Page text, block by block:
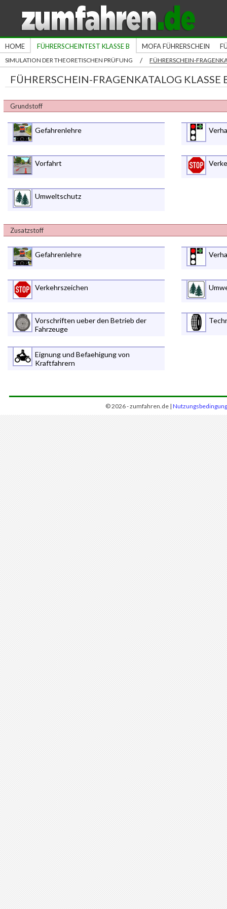
HOME FÜHRERSCHEINTEST KLASSE B MOFA FÜHRERSCHEIN
SIMULATION DER THEORETISCHEN PRÜFUNG / FÜHRERSCHEIN-
FÜHRERSCHEIN-FRAGENKATALOG KLASSE
Grundstoff
Gefahrenlehre
Vorfahrt
Umweltschutz
Zusatzstoff
Gefahrenlehre
Verkehrszeichen
Vorschriften ueber den Betrieb der
Fahrzeuge
Eignung und Befaehigung von
Kraftfahrern
© 2026 - zumfahren.de |